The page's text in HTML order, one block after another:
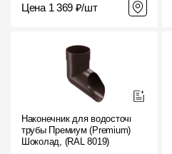
Цена 1 369 ₽/шт
Наконечник для водосточной
трубы Премиум (Premium)
Шоколад, (RAL 8019)